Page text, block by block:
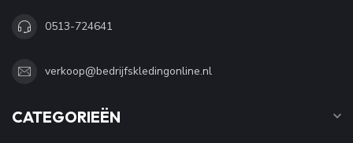
0513-724641
verkoop@bedrijfskledingonline.nl
CATEGORIEËN